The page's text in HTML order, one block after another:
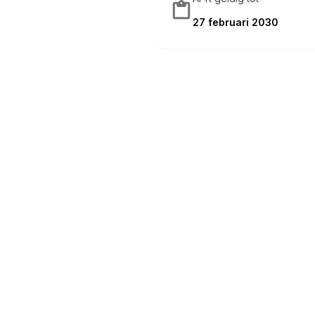
27 februari 2030